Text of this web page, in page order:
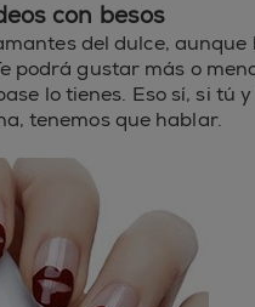
con besos
del dulce,
podrá gustar más o
lo tienes. Eso sí, si tú
tenemos que hablar.